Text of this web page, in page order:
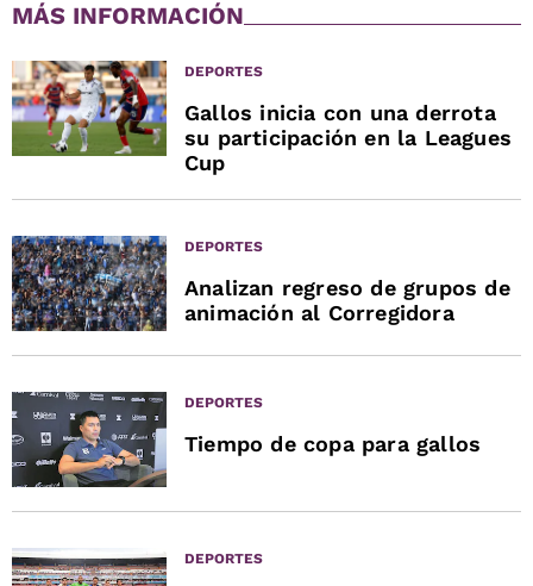
MÁS INFORMACIÓN
DEPORTES
Gallos inicia con una derrota
su participación en la Leagues
Cup
DEPORTES
Analizan regreso de grupos de
animación al Corregidora
DEPORTES
Tiempo de copa para gallos
DEPORTES